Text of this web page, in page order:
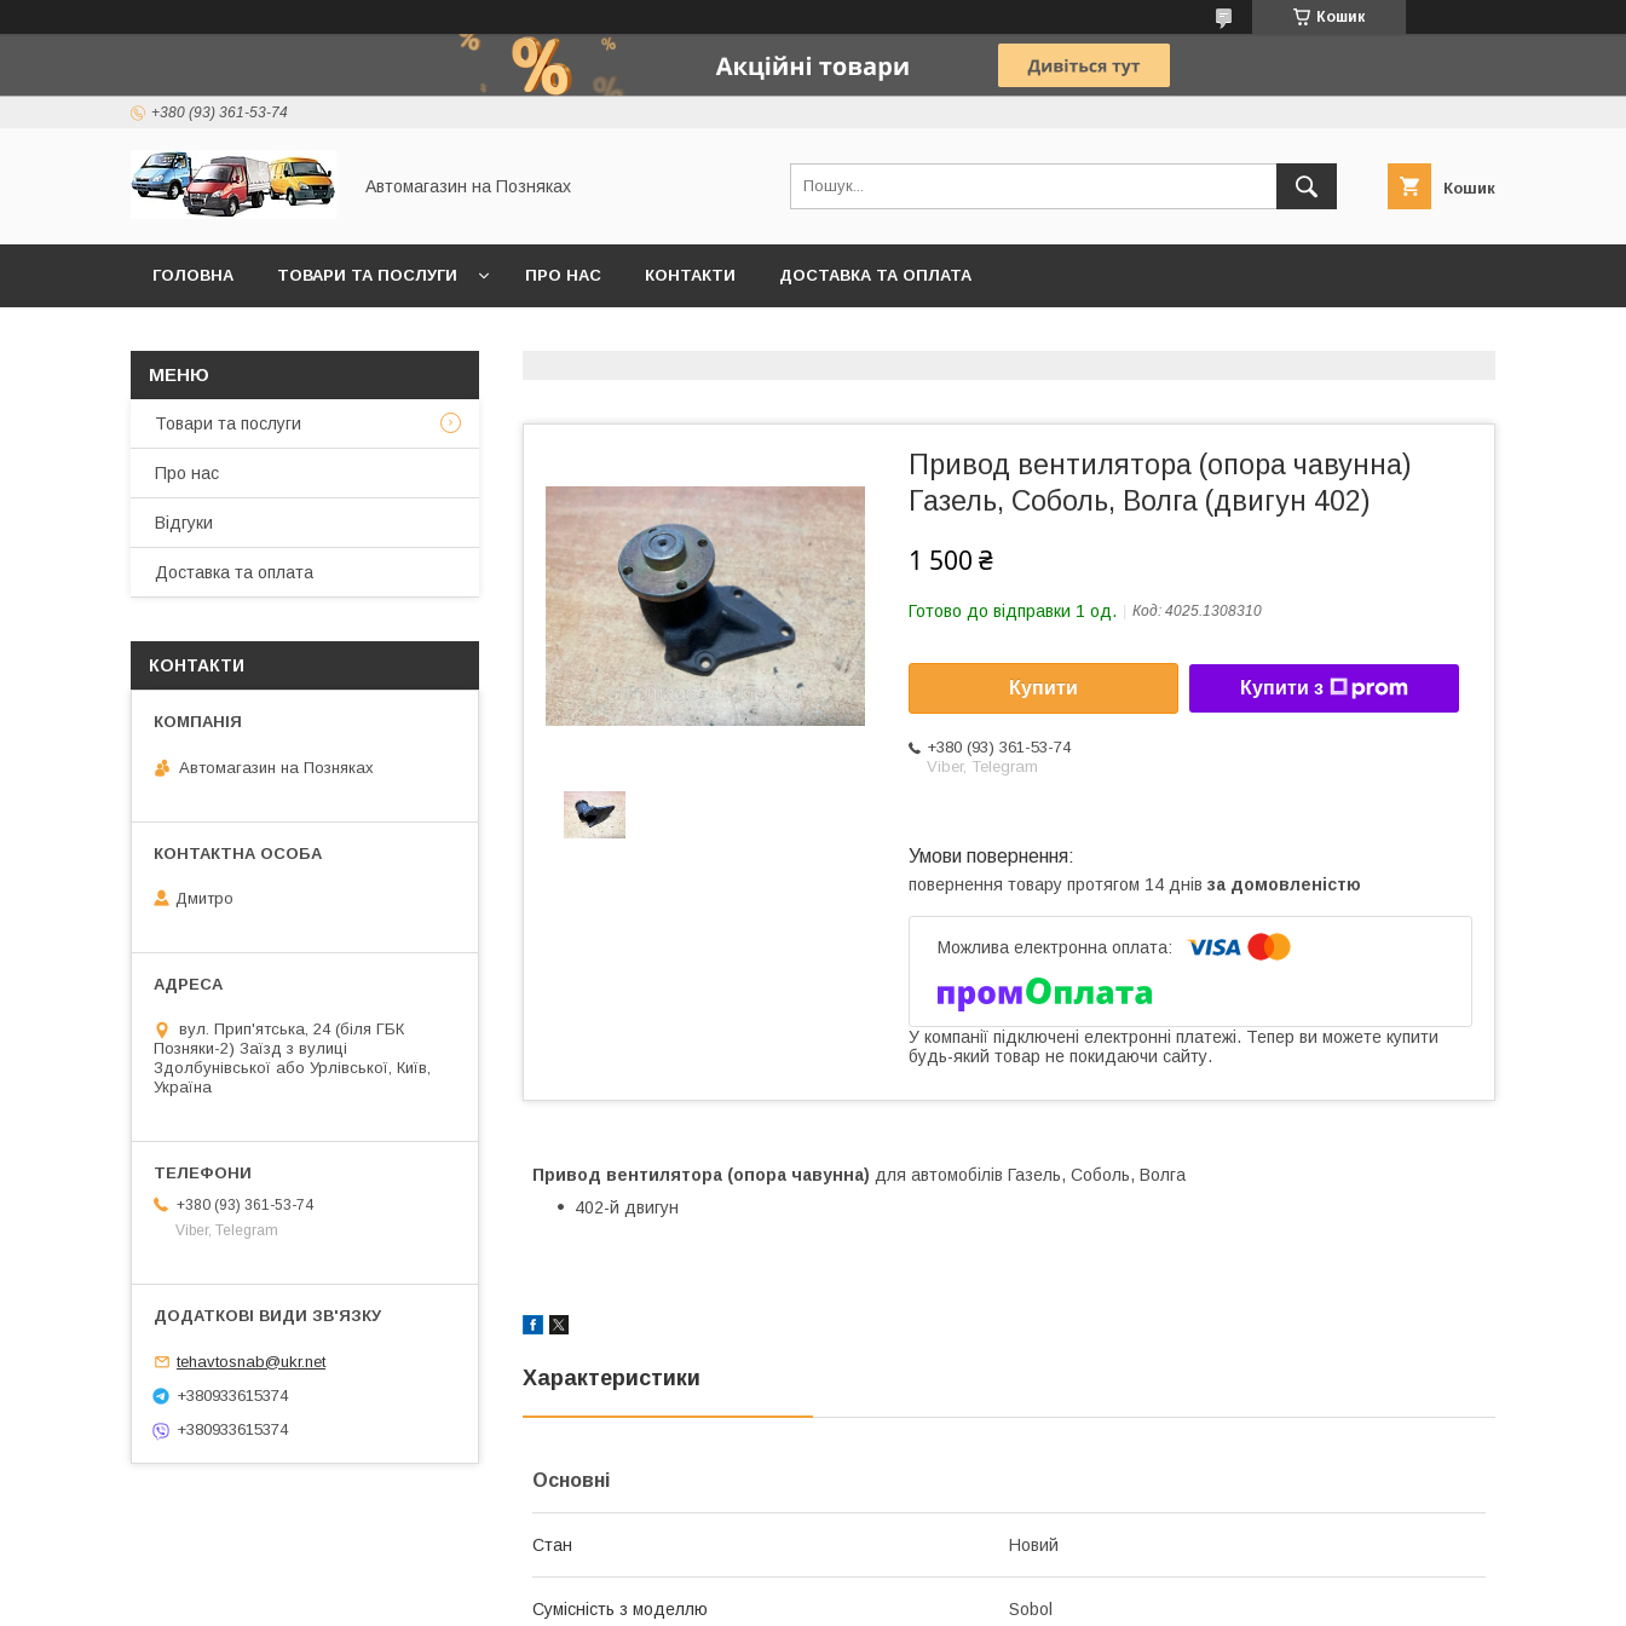
Кошик
+380 (93) 361-53-74
Автомагазин на Позняках Кошик
ГОЛОВНА ТОВАРИ ТА ПОСЛУГИ ПРО НАС КОНТАКТИ ДОСТАВКА ТА ОПЛАТА
Привод вентилятора (опора чавунна)
Газель, Соболь, Волга (двигун 402)
1 500 ₴
Готово до відправки 1 од. Код: 4025.1308310
Купити Купити з
+380 (93) 361-53-74
Viber, Telegram
повернення товару протягом 14 днів за домовленістю
У компанії підключені електронні платежі. Тепер ви можете купити
будь-який товар не покидаючи сайту.
Привод вентилятора (опора чавунна) для автомобілів Газель, Соболь, Волга
402-й двигун
Характеристики
Основні
Стан Новий
Сумісність з моделлю Sobol
Товари та послуги
Про нас
Відгуки
Доставка та оплата
КОНТАКТИ
Автомагазин на Позняках
Дмитро
вул. Прип'ятська, 24 (біля ГБК
Позняки-2) Заїзд з вулиці
Здолбунівської або Урлівської, Київ,
Україна
+380 (93) 361-53-74
Viber, Telegram
tehavtosnab@ukr.net
+380933615374
+380933615374